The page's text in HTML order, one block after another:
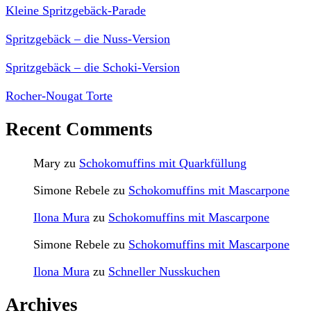
Kleine Spritzgebäck-Parade
Spritzgebäck – die Nuss-Version
Spritzgebäck – die Schoki-Version
Rocher-Nougat Torte
Recent Comments
Mary zu Schokomuffins mit Quarkfüllung
Simone Rebele zu Schokomuffins mit Mascarpone
Ilona Mura zu Schokomuffins mit Mascarpone
Simone Rebele zu Schokomuffins mit Mascarpone
Ilona Mura zu Schneller Nusskuchen
Archives